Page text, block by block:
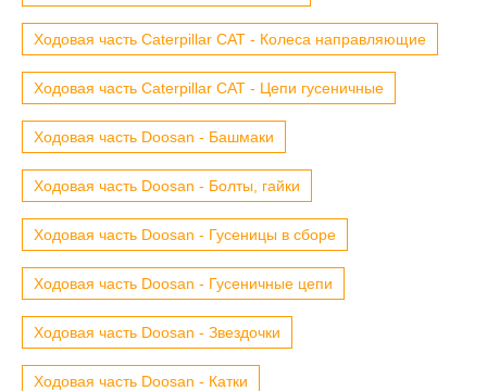
Ходовая часть Caterpillar CAT - Колеса направляющие
Ходовая часть Caterpillar CAT - Цепи гусеничные
Ходовая часть Doosan - Башмаки
Ходовая часть Doosan - Болты, гайки
Ходовая часть Doosan - Гусеницы в сборе
Ходовая часть Doosan - Гусеничные цепи
Ходовая часть Doosan - Звездочки
Ходовая часть Doosan - Катки